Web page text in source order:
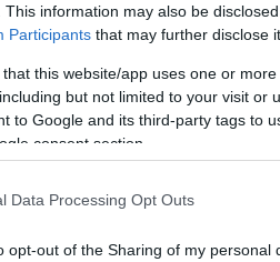
This information may also be
Participants that may further disclose
that this website/app uses one or
but not limited to your visit or
to Google and its third-party tags to
consent section.
Data Processing Opt Outs
opt-out of the Sharing of my personal
αντιμετώπιζα την χλεύη
συγκεκριμένους
της Κύπρου στην Ε.Ε. και η
να έχουν λυθεί οι
της διακυβέρνησης της